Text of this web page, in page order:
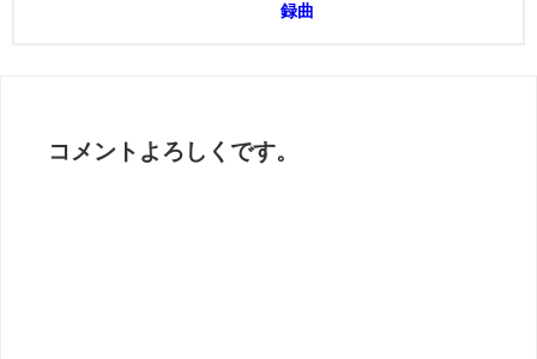
録曲
コメントよろしくです。